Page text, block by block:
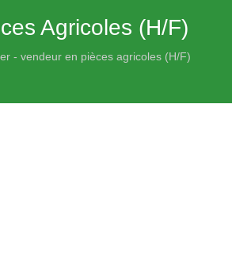
Agricoles (H/F)
- vendeur en pièces agricoles (H/F)